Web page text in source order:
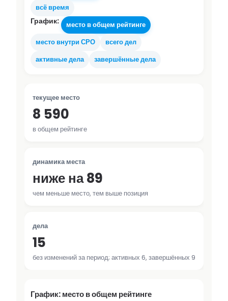
всё время
График:
место в общем рейтинге
место внутри СРО
всего дел
активные дела
завершённые дела
текущее место
8 590
в общем рейтинге
динамика места
ниже на 89
чем меньше место, тем выше позиция
дела
15
без изменений за период; активных 6, завершённых 9
График: место в общем рейтинге